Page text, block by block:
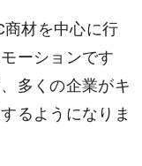
材を中心に行
ーションです
多くの企業がキ
るようになりま